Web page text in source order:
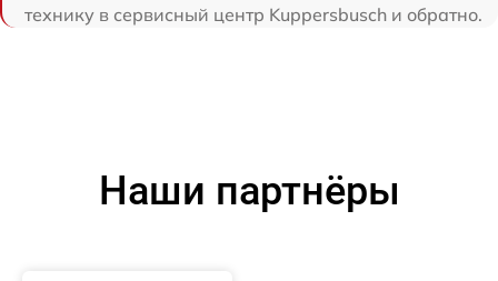
технику в сервисный центр Kuppersbusch и обратно.
Наши партнёры